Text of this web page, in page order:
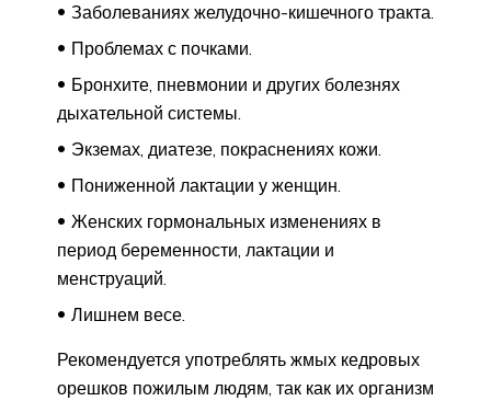
Заболеваниях желудочно-кишечного тракта.
Проблемах с почками.
Бронхите, пневмонии и других болезнях
дыхательной системы.
Экземах, диатезе, покраснениях кожи.
Пониженной лактации у женщин.
Женских гормональных изменениях в
период беременности, лактации и
менструаций.
Лишнем весе.
Рекомендуется употреблять жмых кедровых
орешков пожилым людям, так как их организм